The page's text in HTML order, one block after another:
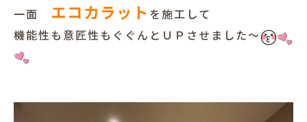
一面 エコカラット を施工して
機能性も意匠性もぐぐんとＵＰさせました～